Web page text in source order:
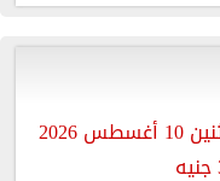
سعر الحديد اليوم الاثنين 10 أغسطس 2026